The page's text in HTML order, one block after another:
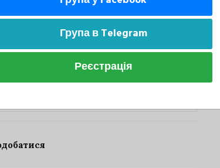
краси кладемо горішок і
Та Десерти
Група в Telegram
Реєстрація